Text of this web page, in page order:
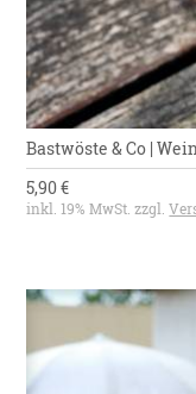
Bastwöste & Co |
5,90 €
inkl. 19% MwSt. zzgl.